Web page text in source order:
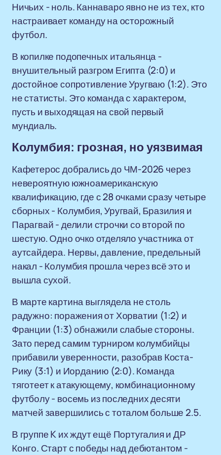
Ничьих - ноль. Каннаваро явно не из тех, кто
настраивает команду на осторожный
футбол.
В копилке подопечных итальянца -
внушительный разгром Египта (2:0) и
достойное сопротивление Уругваю (1:2). Это
не статисты. Это команда с характером,
пусть и выходящая на свой первый
мундиаль.
Колумбия: грозная, но уязвимая
Кафетерос добрались до ЧМ-2026 через
невероятную южноамериканскую
квалификацию, где с 28 очками сразу четыре
сборных - Колумбия, Уругвай, Бразилия и
Парагвай - делили строчки со второй по
шестую. Одно очко отделяло участника от
аутсайдера. Нервы, давление, предельный
накал - Колумбия прошла через всё это и
вышла сухой.
В марте картина выглядела не столь
радужно: поражения от Хорватии (1:2) и
Франции (1:3) обнажили слабые стороны.
Зато перед самим турниром колумбийцы
прибавили уверенности, разобрав Коста-
Рику (3:1) и Иорданию (2:0). Команда
тяготеет к атакующему, комбинационному
футболу - восемь из последних десяти
матчей завершились с тоталом больше 2.5.
В группе K их ждут ещё Португалия и ДР
Конго. Старт с победы над дебютантом -